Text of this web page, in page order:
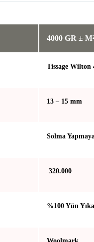
4000 GR ±
Tissage Wilton
13 – 15 mm
Solma
320.000
%100 Yün